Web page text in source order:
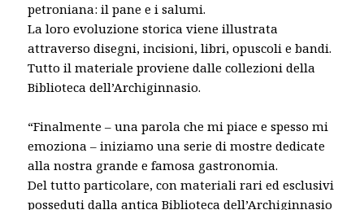
petroniana: il pane e i salumi.
La loro evoluzione storica viene illustrata
attraverso disegni, incisioni, libri, opuscoli e bandi.
Tutto il materiale proviene dalle collezioni della
Biblioteca dell’Archiginnasio.
“Finalmente – una parola che mi piace e spesso mi
emoziona – iniziamo una serie di mostre dedicate
alla nostra grande e famosa gastronomia.
Del tutto particolare, con materiali rari ed esclusivi
posseduti dalla antica Biblioteca dell’Archiginnasio